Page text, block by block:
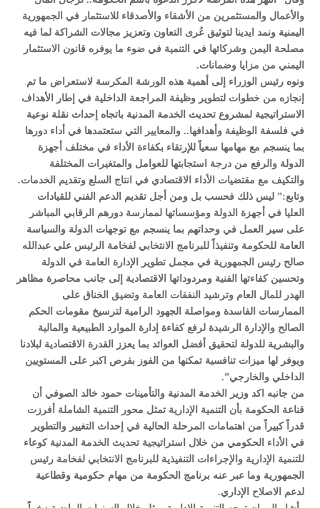
والأعمال والمستثمرين من الأشقاء والأصدقاء للاستثمار في الجمهورية
اليمنية ونمد ايدينا لتوثيق عُرى التعاون وتعزيز مجالات الشراكة لما فيه
مصلحة اليمن وشركائها في التنمية في ضوء ما يوفره قانون الاستثمار
اليمني من مزايا وضمانات.
ونوه رئيس الوزراء إلى أهمية هذه الورشة المكرسة لاستعراض ما تم
إنجازه من خطوات لتطوير وظيفة المراجعة الداخلية في إطار الأهداف
الاستراتيجية لمشروع تحديث الخدمة المدنية باتجاه إحداث نقلة نوعية
في فلسفة الوظيفة وأهدافها.. والمعايير التي ستعتمدها في أداء دورها
بما ينسجم مع مهامها سعياً للإرتقاء بكفاءة الأداء في مختلف أجهزة
الدولة والرفع من درجة استجابتها للعوامل والمتغيرات المختلفة
والتكيف مع مقتضيات الأداء الاقتصادي في انتاج السلع وتقديم الخدمات.
وتابع:” ليس ذلك فحسب بل ومن أجل تقديم الدعم الفني للقيادات
العليا في أجهزة الدولة ومؤسساتها لممارسة دورهم الرقابي المباشر
على سير العمل في وحداتهم بما ينسجم مع توجهات الدولة والسياسة
العامة للحكومة وتنفيذاً للبرنامج الانتخابي لفخامة الرئيس علي عبدالله
صالح رئيس الجمهورية في مجمل تطوير الإدارة العامة في الدولة
وتحسين كفاءتها الفنية ومردوداتها الاقتصادية إلى جانب محاصرة مظاهر
الهدر للمال العام وترشيد النفقات العامة وتضيق الخناق على
الممارسات الفاسدة ومواصلة الجهود الرامية لترسيخ مقومات الحكم
الصالح والإدارة الرشيدة لرفع كفاءة إدارة الموارد الطبيعية والمالية
والبشرية للدولة لتحقيق أفضل العوائد بما يعزز القدرة الاقتصادية لبلادنا
ويوفر لها ميزات تنافسية تمكنها من الفوز بفرص اكبر على المستويين
الداخلي والخارجي”.
من جانبه اكد وزير الخدمة المدنية والتأمينات حمود خالد الصوفي أن
قناعة الحكومة بأن التنمية الإدارية تمثل محور التنمية الشاملة أفرزت
قدراً كبيراً من اهتمامات المرحلة الحالية في إحداث التغيير والتطوير
في الأداء الحكومي من خلال استراتيجية تحديث الخدمة المدنية كوعاء
للتنمية الإدارية والإجراءات التنفيذية للبرنامج الانتخابي لفخامة رئيس
الجمهورية وما عبر عنه برنامج الحكومة من مهام حكومية وقطاعية
لدعم الاصلاح الإداري.